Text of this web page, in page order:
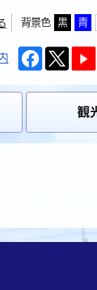
背景色 黒 青
観